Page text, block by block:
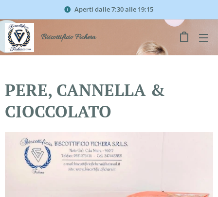
Aperti dalle 7:30 alle 19:15
Biscottificio Fichera
PERE, CANNELLA &
CIOCCOLATO